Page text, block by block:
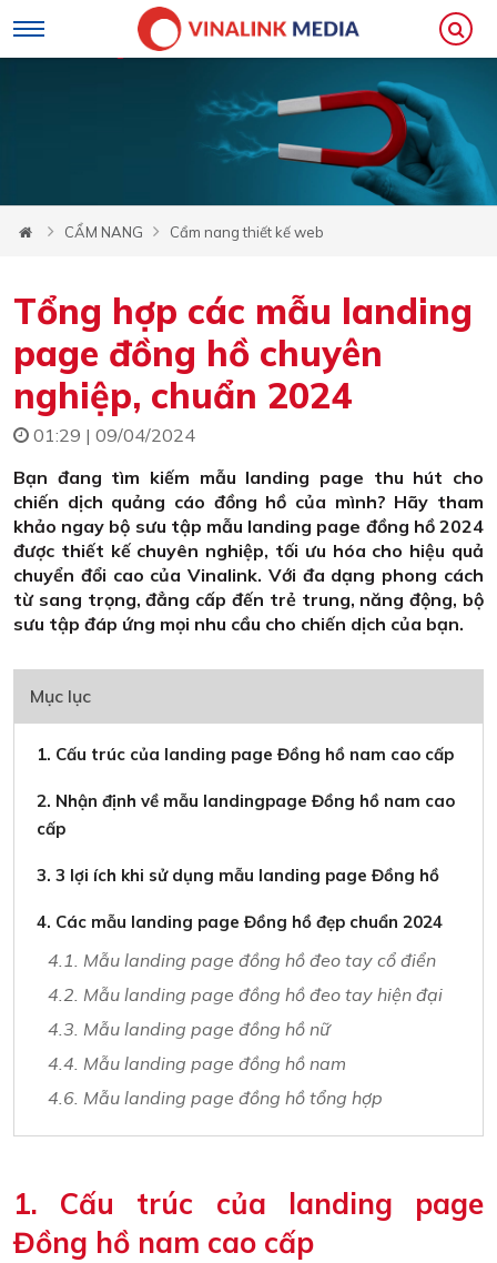
CẨM NANG Cẩm nang thiết kế web
Tổng hợp các mẫu landing
page đồng hồ chuyên
nghiệp, chuẩn 2024
01:29 | 09/04/2024
Bạn đang tìm kiếm mẫu landing page thu hút cho
chiến dịch quảng cáo đồng hồ của mình? Hãy tham
khảo ngay bộ sưu tập mẫu landing page đồng hồ 2024
được thiết kế chuyên nghiệp, tối ưu hóa cho hiệu quả
chuyển đổi cao của Vinalink. Với đa dạng phong cách
từ sang trọng, đẳng cấp đến trẻ trung, năng động, bộ
sưu tập đáp ứng mọi nhu cầu cho chiến dịch của bạn.
Mục lục
1. Cấu trúc của landing page Đồng hồ nam cao cấp
2. Nhận định về mẫu landingpage Đồng hồ nam cao
cấp
3. 3 lợi ích khi sử dụng mẫu landing page Đồng hồ
4. Các mẫu landing page Đồng hồ đẹp chuẩn 2024
4.1. Mẫu landing page đồng hồ đeo tay cổ điển
4.2. Mẫu landing page đồng hồ đeo tay hiện đại
4.3. Mẫu landing page đồng hồ nữ
4.4. Mẫu landing page đồng hồ nam
4.6. Mẫu landing page đồng hồ tổng hợp
1. Cấu trúc của landing page
Đồng hồ nam cao cấp